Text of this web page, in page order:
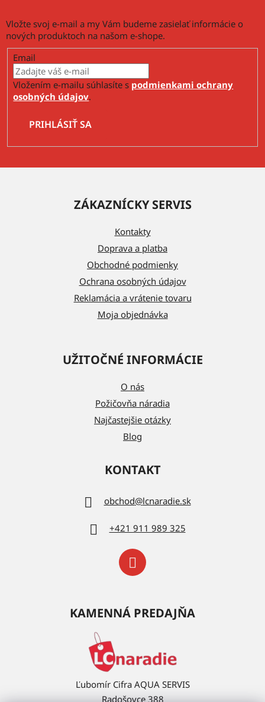
Vložte svoj e-mail a my Vám budeme zasielať informácie o
nových produktoch na našom e-shope.
Email
Vložením e-mailu súhlasíte s podmienkami ochrany
osobných údajov.
PRIHLÁSIŤ SA
ZÁKAZNÍCKY SERVIS
Kontakty
Doprava a platba
Obchodné podmienky
Ochrana osobných údajov
Reklamácia a vrátenie tovaru
Moja objednávka
UŽITOČNÉ INFORMÁCIE
O nás
Požičovňa náradia
Najčastejšie otázky
Blog
KONTAKT
obchod@lcnaradie.sk
+421 911 989 325
KAMENNÁ PREDAJŇA
Ľubomír Cifra AQUA SERVIS
Radošovce 388